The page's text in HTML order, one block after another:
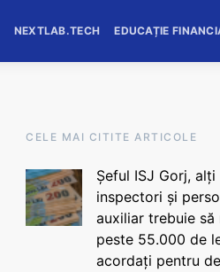
NEXTLAB.TECH EDUCAȚIE
CELE MAI CITITE ARTICOLE
Șeful ISJ Gorj, alți
inspectori și
auxiliar trebuie să
peste 55.000 de
acordați pentru